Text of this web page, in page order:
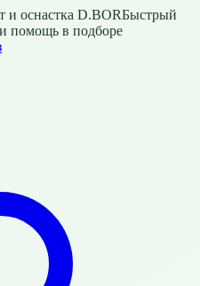
и оснастка D.BORБыстрый
помощь в подборе